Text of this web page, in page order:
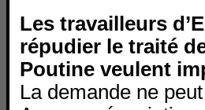
Les travailleurs
répudier le traité
Poutine veulent
La demande ne